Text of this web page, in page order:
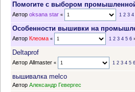
Помогите с выбором
Автор oksana star « 1 2 3 4
Особенности вышивки на
Автор Клеома « 1 2 3 4 5 6
Deltaprof
Автор Allmaster « 1 2 3 4 5 6
вышивалка melco
Автор Александр Гевергес